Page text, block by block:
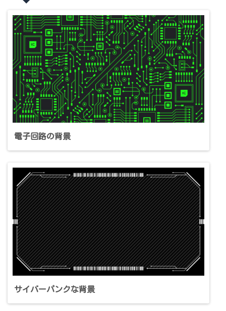
電子回路の背景
サイバーパンクな背景